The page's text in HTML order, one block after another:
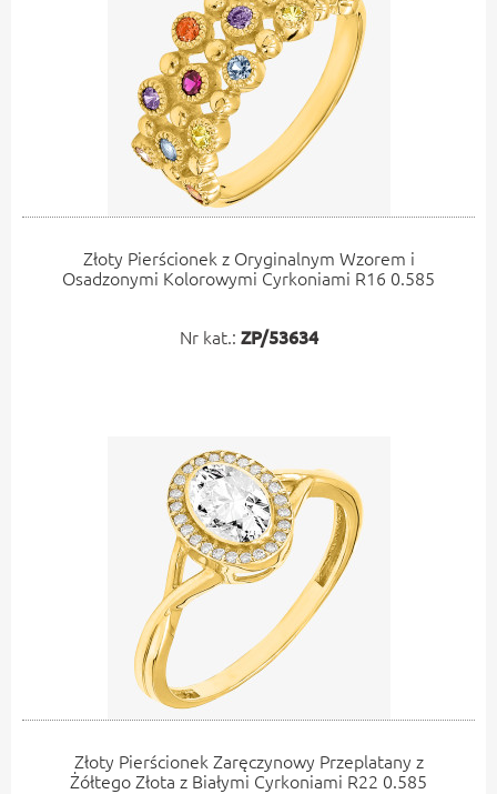
Złoty Pierścionek z Oryginalnym Wzorem i
Osadzonymi Kolorowymi Cyrkoniami R16 0.585
Nr kat.: ZP/53634
Złoty Pierścionek Zaręczynowy Przeplatany z
Żółtego Złota z Białymi Cyrkoniami R22 0.585